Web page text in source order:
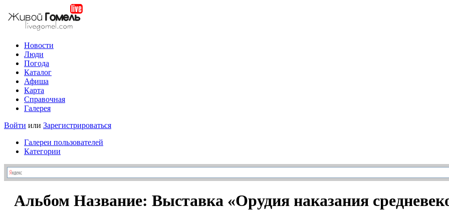
Новости
Люди
Погода
Каталог
Афиша
Карта
Справочная
Галерея
Войти или Зарегистрироваться
Галереи пользователей
Категории
Альбом Название: Выставка «Орудия наказания